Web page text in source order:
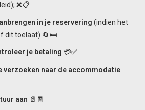
❌📋
in je reservering (indien het
dit toelaat) 🔄🛏️
je betaling 💳✅
verzoeken naar de accommodatie
aan 📄🧾